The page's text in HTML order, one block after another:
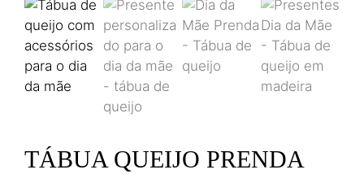
TÁBUA QUEIJO PRENDA